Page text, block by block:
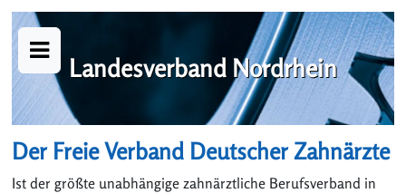
Landesverband Nordrhein
Der Freie Verband Deutscher Zahnärzte
Ist der größte unabhängige zahnärztliche Berufsverband in